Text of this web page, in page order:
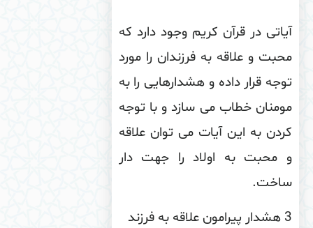
در قرآن کریم وجود دارد که
و علاقه به فرزندان را مورد
قرار داده و هشدارهایی را به
خطاب می سازد و با توجه
به این آیات می توان علاقه
محبت به اولاد را جهت دار
.
3 هشدار پیرامون علاقه به فرزند